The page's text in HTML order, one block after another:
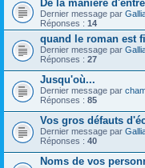
De la manière
Dernier message par
Réponses : 14
quand le roman est
Dernier message par
Réponses : 27
Jusqu'où...
Dernier message par
Réponses : 85
Vos gros défauts
Dernier message par
Réponses : 40
Noms de vos